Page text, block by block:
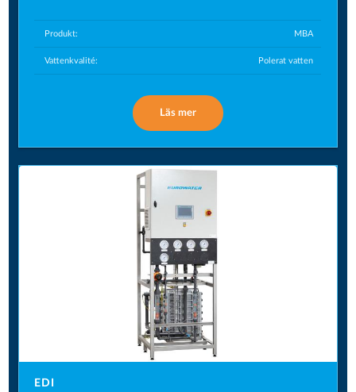
Produkt: MBA
Vattenkvalité: Polerat vatten
Läs mer
EDI